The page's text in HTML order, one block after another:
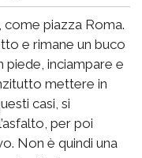
piazza Roma.
e rimane un buco
piede, inciampare e
mettere in
casi, si
per poi
Non è quindi una